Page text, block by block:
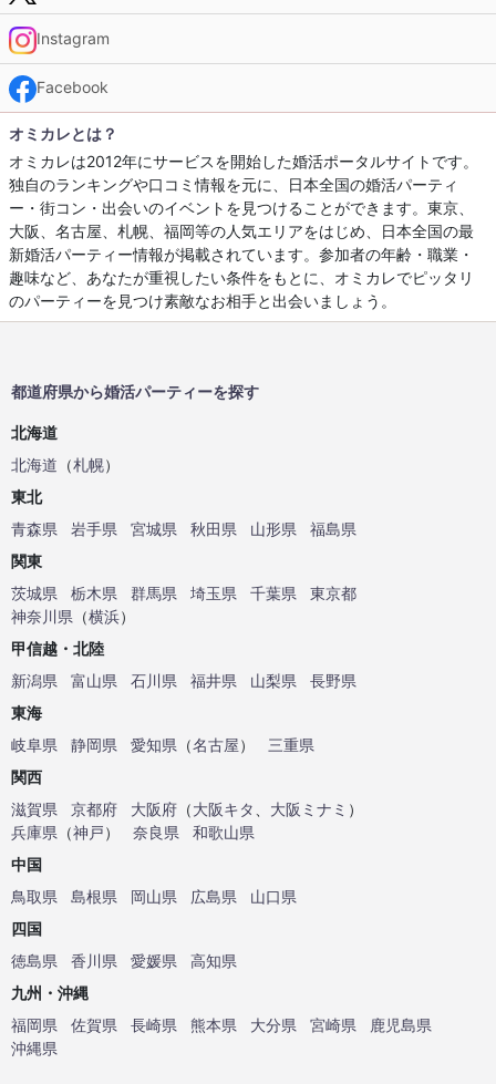
Instagram
Facebook
オミカレとは？
オミカレは2012年にサービスを開始した婚活ポータルサイトです。
独自のランキングや口コミ情報を元に、日本全国の婚活パーティ
ー・街コン・出会いのイベントを見つけることができます。東京、
大阪、名古屋、札幌、福岡等の人気エリアをはじめ、日本全国の最
新婚活パーティー情報が掲載されています。参加者の年齢・職業・
趣味など、あなたが重視したい条件をもとに、オミカレでピッタリ
のパーティーを見つけ素敵なお相手と出会いましょう。
都道府県から婚活パーティーを探す
北海道
北海道 （札幌）
東北
青森県
岩手県 宮城県 秋田県 山形県
福島県
関東
茨城県
栃木県 群馬県 埼玉県 千葉県
東京都
神奈川県 （横浜）
甲信越・北陸
新潟県
富山県 石川県 福井県 山梨県
長野県
東海
岐阜県
静岡県 愛知県 （名古屋）
三重県
関西
滋賀県
京都府 大阪府 （大阪キタ 大阪ミナミ ）
兵庫県 （神戸） 奈良県
和歌山県
中国
鳥取県
島根県 岡山県 広島県
山口県
四国
徳島県
香川県 愛媛県
高知県
九州・沖縄
福岡県
佐賀県 長崎県 熊本県 大分県 宮崎県
鹿児島県
沖縄県